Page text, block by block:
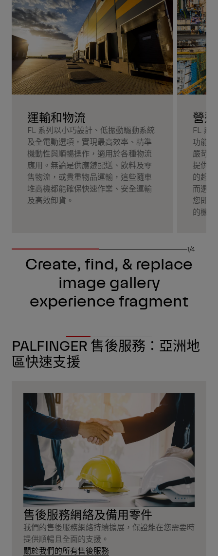
運輸和物流
FL 系列以小巧設計、低振動驅動系統
及全電動選項，實現最高效率、精準
機動性與順暢操作，適用於各種物流
應用。無論是供應鏈配送、飲料及零
售物流，或貴重物品運輸，這些隨車
堆高機都能確保快速作業、安全運輸
及高效卸貨。
營造
FL 系
功能
嚴苛
提供
的起
而選
您即
的機
1/4
Create, find, & replace
image gallery
experience fragment
PALFINGER 售後服務：亞洲地
區快速支援
售後服務網絡及備用零件
我們的售後服務網絡持續擴展，保證能在您需要時
提供順暢且全面的支援。
關於我們的所有售後服務